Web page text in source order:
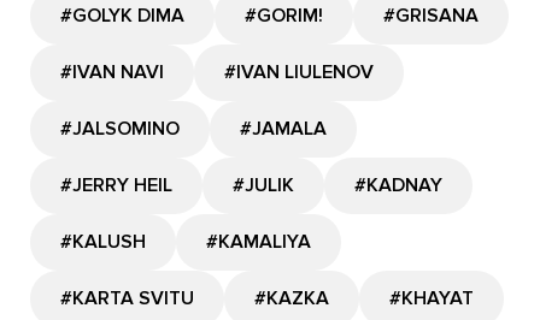
#GOLYK DIMA #GORIM! #GRISANA
#IVAN NAVI #IVAN LIULENOV
#JALSOMINO #JAMALA
#JERRY HEIL #JULIK #KADNAY
#KALUSH #KAMALIYA
#KARTA SVITU #KAZKA #KHAYAT